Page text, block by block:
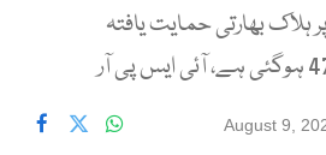
ہلاک بھارتی حمایت یافتہ
August 9,